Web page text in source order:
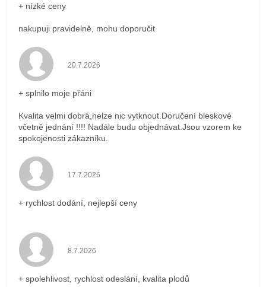
+ nízké ceny
nakupuji pravidelně, mohu doporučit
Hodnocení obchodu je 5 z 5 hvězdiček.
20.7.2026
+ splnilo moje přáni
Kvalita velmi dobrá,nelze nic vytknout.Doručení bleskové
včetně jednání !!!! Nadále budu objednávat.Jsou vzorem ke
spokojenosti zákazníku.
Hodnocení obchodu je 5 z 5 hvězdiček.
17.7.2026
+ rychlost dodání, nejlepší ceny
Hodnocení obchodu je 5 z 5 hvězdiček.
8.7.2026
+ spolehlivost, rychlost odeslání, kvalita plodů